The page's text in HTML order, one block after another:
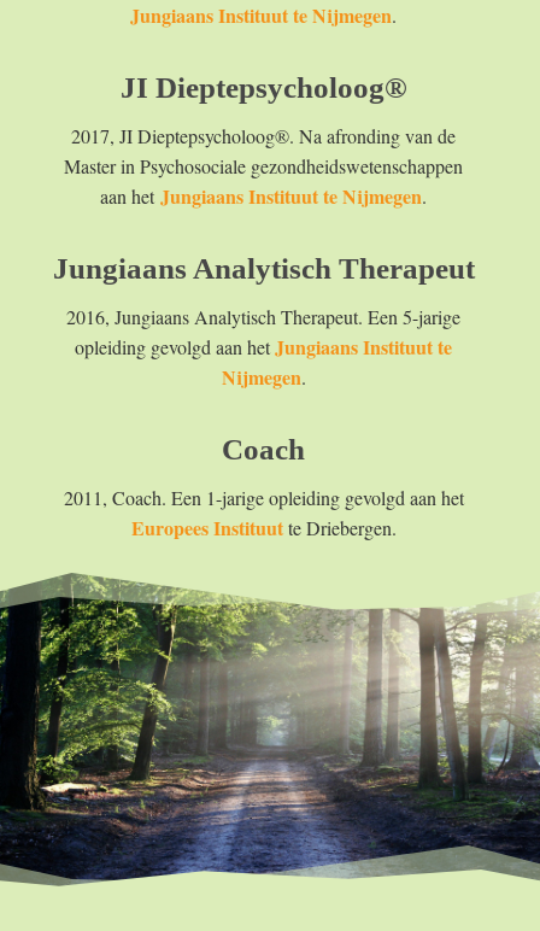
Jungiaans Instituut te Nijmegen.
JI Dieptepsycholoog®
2017, JI Dieptepsycholoog®. Na afronding van de
Master in Psychosociale gezondheidswetenschappen
aan hetJungiaans Instituut te Nijmegen.
Jungiaans Analytisch Therapeut
2016, Jungiaans Analytisch Therapeut. Een 5-jarige
opleiding gevolgd aan hetJungiaans Instituut te
Nijmegen.
Coach
2011, Coach. Een 1-jarige opleiding gevolgd aan het
Europees Instituutte Driebergen.